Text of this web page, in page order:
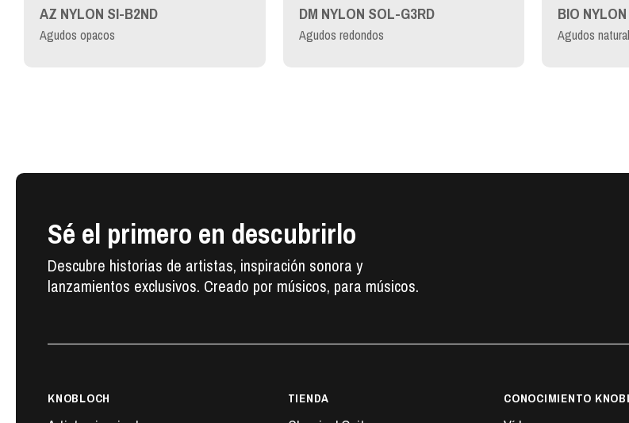
AZ NYLON SI-B2ND
Agudos opacos
DM NYLON SOL-G3RD
Agudos redondos
BIO
Agudos
Sé el primero en descubrirlo
Descubre historias de artistas, inspiración sonora y
lanzamientos exclusivos. Creado por músicos, para músicos.
KNOBLOCH TIENDA CONOCIMIENTO